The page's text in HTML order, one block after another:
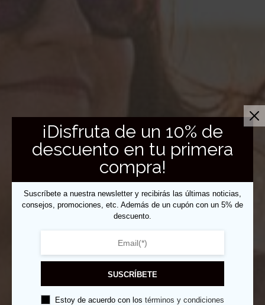
Promovemos la moda
sostenible
Materiales
reciclados
¡Disfruta de un 10% de
descuento en tu primera
compra!
Suscríbete a nuestra newsletter y recibirás las últimas noticias,
consejos, promociones, etc. Además de un cupón con un 5% de
descuento.
SUSCRÍBETE
Estoy de acuerdo con los términos y condiciones